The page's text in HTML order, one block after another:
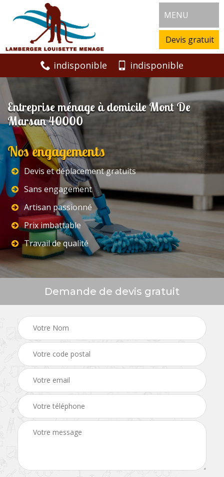
MENU
Devis gratuit
indisponible indisponible
Entreprise ménage à domicile Mont De
Marsan 40000
Nos engagements
Devis et déplacement gratuits
Sans engagement
Artisan passionné
Prix imbattable
Travail de qualité
Demande de devis gratuit